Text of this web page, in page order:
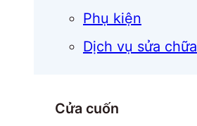
Phụ kiện
Dịch vụ sửa chữa
Cửa cuốn